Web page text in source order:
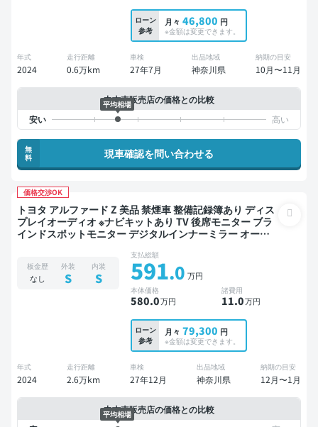
ローン
参考
月々 46,800 円
※金額は変更できます。
年式
2024
走行距離
0.6万km
車検
27年7月
出品地域
神奈川県
納期の目安
10月〜11月
中古車販売店の価格との比較
平均相場
無
料
現車確認を問い合わせる
価格交渉OK
トヨタ アルファード Z 美品 禁煙車 整備記録簿あり ディス
プレイオーディオ ※ナビキットあり TV 後席モニター ブラ
インドスポットモニター デジタルインナーミラー オート
ックドア バックモニター 全方位カメラ 衝突軽減 両側電動
スライドドア 7人乗り
板金歴
なし
外装
S
内装
S
支払総額
591.0 万円
本体価格
580.0万円
諸費用
11.0万円
ローン
参考
月々 79,300 円
※金額は変更できます。
年式
2024
走行距離
2.6万km
車検
27年12月
出品地域
神奈川県
納期の目安
12月〜1月
中古車販売店の価格との比較
平均相場